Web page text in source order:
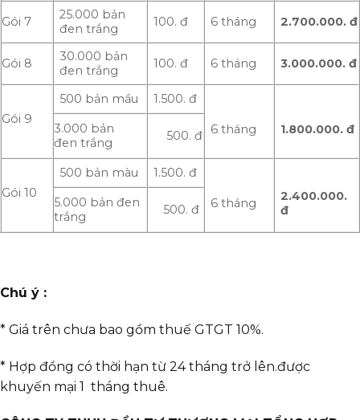
Gói 7
25.000 bản
đen trắng
100. đ 6 tháng 2.700.000.đ
Gói 8
30.000 bản
đen trắng
100. đ 6 tháng 3.000.000.đ
Gói 9
500 bản mầu 1.500. đ
6 tháng 1.800.000.đ
3.000 bản
đen trắng
500. đ
Gói 10
500 bản màu 1.500. đ
6 tháng
2.400.000.
đ
5.000 bản đen
trắng
500. đ
Chú ý :
* Giá trên chưa bao gồm thuế GTGT 10%.
* Hợp đồng có thời hạn từ 24 tháng trở lên.được
khuyến mại 1 tháng thuê.